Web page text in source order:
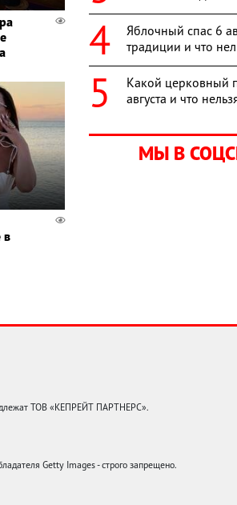
в
Яблочный спас 6
традиции и что
Какой церковный
августа и что
МЫ В
ТОВ «КЕПРЕЙТ ПАРТНЕРС».
Getty Images - строго запрещено.